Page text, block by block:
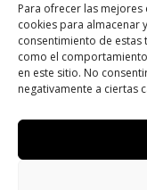
Para ofrecer las
cookies para almacenar
consentimiento de
como el
en este sitio. No
negativamente a ciertas